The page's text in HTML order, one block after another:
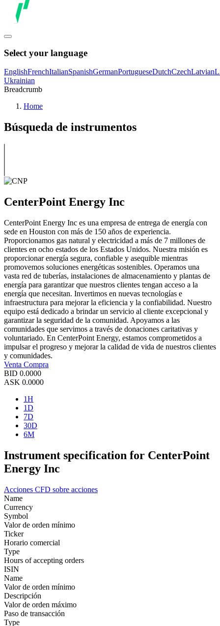
Select your language
EnglishFrenchItalianSpanishGermanPortugueseDutchCzechLatvian
Ukrainian
Breadcrumb
Home
Búsqueda de instrumentos
CenterPoint Energy Inc
CenterPoint Energy Inc es una empresa de entrega de energía con
sede en Houston con más de 150 años de experiencia.
Proporcionamos gas natural y electricidad a más de 7 millones de
clientes en ocho estados de los Estados Unidos. Nuestra misión es
proporcionar energía segura, confiable y asequible mientras
promovemos soluciones energéticas sostenibles. Operamos una
vasta red de tuberías, instalaciones de almacenamiento y plantas de
energía para garantizar que nuestros clientes tengan acceso a la
energía que necesitan. Invertimos en nuevas tecnologías e
infraestructura para mejorar la eficiencia y la confiabilidad. Nuestro
equipo está dedicado a brindar un servicio al cliente excepcional y
garantizar la seguridad de la comunidad. Apoyamos a las
comunidades que servimos a través de donaciones caritativas y
voluntariado. En CenterPoint Energy, estamos comprometidos a
impulsar el progreso y mejorar la calidad de vida de nuestros clientes
y comunidades.
Venta Compra
BID 0.0000
ASK 0.0000
1H
1D
7D
30D
6M
Instrument specification for CenterPoint
Energy Inc
Acciones CFD sobre acciones
Name
Currency
Symbol
Valor de orden mínimo
Ticker
Horario comercial
Type
Hours of accepting orders
ISIN
Name
Valor de orden mínimo
Descripción
Valor de orden máximo
Paso de transacción
Type